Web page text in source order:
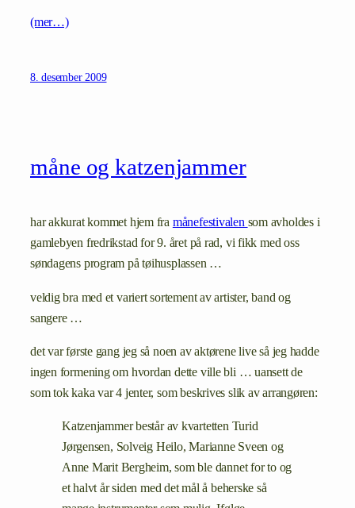
(mer…)
8. desember 2009
måne og katzenjammer
har akkurat kommet hjem fra månefestivalen som avholdes i
gamlebyen fredrikstad for 9. året på rad, vi fikk med oss
søndagens program på tøihusplassen …
veldig bra med et variert sortement av artister, band og
sangere …
det var første gang jeg så noen av aktørene live så jeg hadde
ingen formening om hvordan dette ville bli … uansett de
som tok kaka var 4 jenter, som beskrives slik av arrangøren:
Katzenjammer består av kvartetten Turid
Jørgensen, Solveig Heilo, Marianne Sveen og
Anne Marit Bergheim, som ble dannet for to og
et halvt år siden med det mål å beherske så